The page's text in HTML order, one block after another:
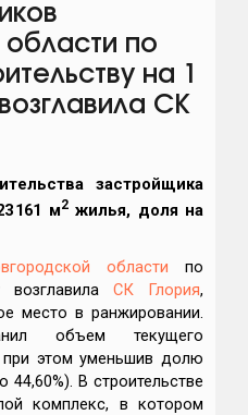
по
на 1
СК
застройщика
161 м2жилья, доля на
области по
возглавила СК Глория,
место в ранжировании.
объем текущего
при этом уменьшив долю
В строительстве
комплекс, в котором